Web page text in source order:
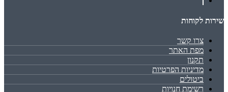
שירות לקוחות
צרו קשר
מפת האתר
תקנון
מדיניות הפרטיות
ביטולים
רשימת חנויות